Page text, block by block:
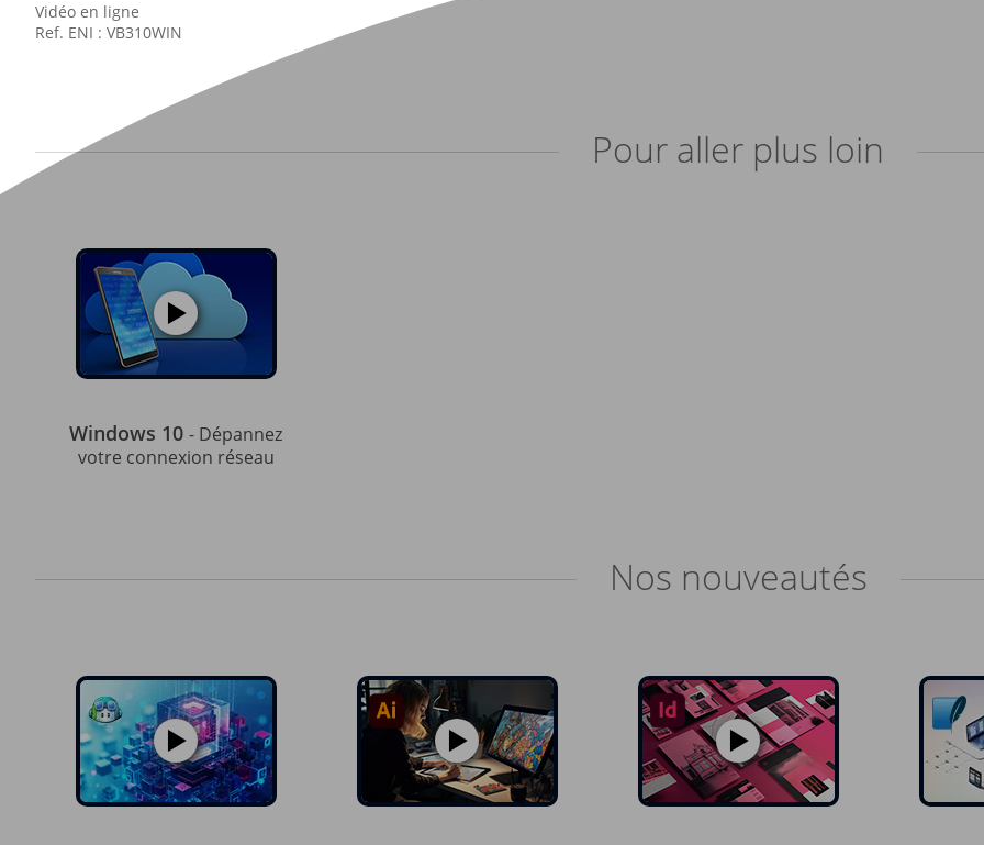
Vidéo en ligne
Ref. ENI : VB310WIN
Pour aller plus loin
Windows 10 - Dépannez
votre connexion réseau
Nos nouveautés